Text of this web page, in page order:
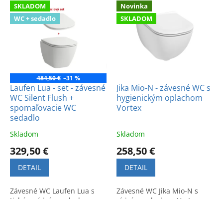
o
o
p
o
u
o
SKLADOM
WC + sedadlo
484,50 € –31 %
Laufen Lua - set - závesné
WC Silent Flush +
spomaľovacie WC
sedadlo
Skladom
329,50 €
DETAIL
Závesné WC Laufen Lua s
Novinka
SKLADOM
Jika Mio-N - závesné WC s
hygienickým oplachom
Vortex
Skladom
258,50 €
DETAIL
Závesné WC Jika Mio-N s